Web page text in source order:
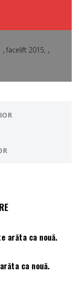
,facelift 2015 ,
ca nouă.